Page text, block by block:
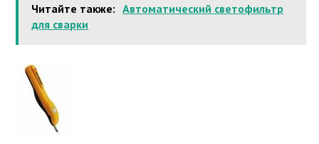
Читайте также: Автоматический светофильтр
для сварки